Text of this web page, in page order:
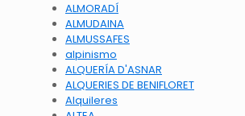
ALMORADÍ
ALMUDAINA
ALMUSSAFES
alpinismo
ALQUERÍA D'ASNAR
ALQUERIES DE BENIFLORET
Alquileres